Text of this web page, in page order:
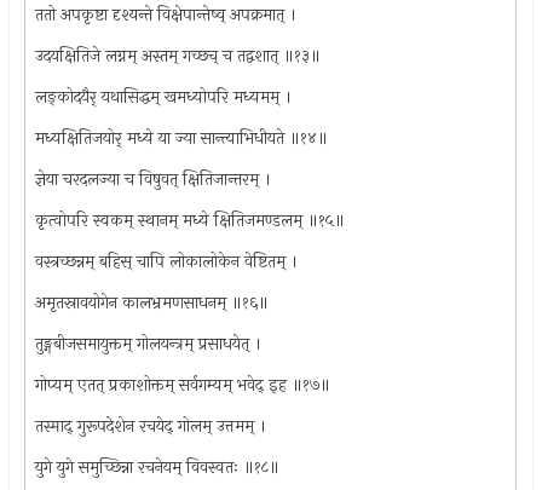
ततो अपकृष्टा दृश्यन्ते विक्षेपान्तेष्व् अपक्रमात् ।
उदयक्षितिजे लग्नम् अस्तम् गच्छच् च तद्वशात् ॥१३॥
लङ्कोदयैर् यथासिद्धम् खमध्योपरि मध्यमम् ।
मध्यक्षितिजयोर् मध्ये या ज्या सान्त्याभिधीयते ॥१४॥
ज्ञेया चरदलज्या च विषुवत् क्षितिजान्तरम् ।
कृत्वोपरि स्वकम् स्थानम् मध्ये क्षितिजमण्डलम् ॥१५॥
वस्त्रच्छन्नम् बहिस् चापि लोकालोकेन वेष्टितम् ।
अमृतस्रावयोगेन कालभ्रमणसाधनम् ॥१६॥
तुङ्गबीजसमायुक्तम् गोलयन्त्रम् प्रसाधयेत् ।
गोप्यम् एतत् प्रकाशोक्तम् सर्वगम्यम् भवेद् इह ॥१७॥
तस्माद् गुरूपदेशेन रचयेद् गोलम् उत्तमम् ।
युगे युगे समुच्छिन्ना रचनेयम् विवस्वतः ॥१८॥